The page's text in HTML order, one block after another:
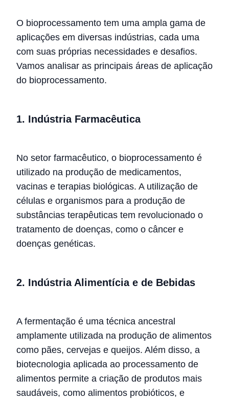
O bioprocessamento tem uma ampla gama de
aplicações em diversas indústrias, cada uma
com suas próprias necessidades e desafios.
Vamos analisar as principais áreas de aplicação
do bioprocessamento.
1. Indústria Farmacêutica
No setor farmacêutico, o bioprocessamento é
utilizado na produção de medicamentos,
vacinas e terapias biológicas. A utilização de
células e organismos para a produção de
substâncias terapêuticas tem revolucionado o
tratamento de doenças, como o câncer e
doenças genéticas.
2. Indústria Alimentícia e de Bebidas
A fermentação é uma técnica ancestral
amplamente utilizada na produção de alimentos
como pães, cervejas e queijos. Além disso, a
biotecnologia aplicada ao processamento de
alimentos permite a criação de produtos mais
saudáveis, como alimentos probióticos, e